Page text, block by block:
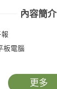
內容簡介
板電腦
更多